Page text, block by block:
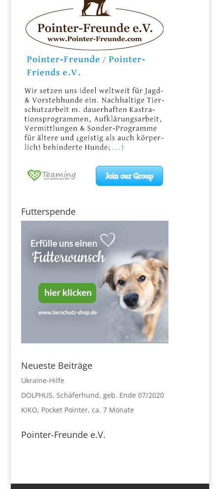
Futterspende
Neueste Beiträge
Ukraine-Hilfe
DOLPHUS, Schäferhund, geb. Ende 07/2020
KIKO, Pocket Pointer, ca. 7 Monate
Pointer-Freunde e.V.